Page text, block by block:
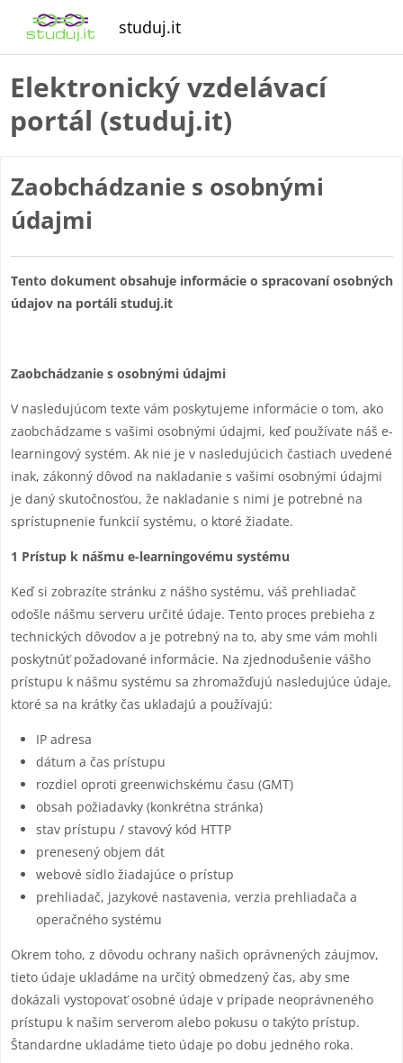
Preskočiť na hlavný obsah
studuj.it
Elektronický vzdelávací
portál (studuj.it)
Zaobchádzanie s osobnými
údajmi
Tento dokument obsahuje informácie o spracovaní osobných
údajov na portáli studuj.it
Zaobchádzanie s osobnými údajmi
V nasledujúcom texte vám poskytujeme informácie o tom, ako
zaobchádzame s vašimi osobnými údajmi, keď používate náš e-
learningový systém. Ak nie je v nasledujúcich častiach uvedené
inak, zákonný dôvod na nakladanie s vašimi osobnými údajmi
je daný skutočnosťou, že nakladanie s nimi je potrebné na
sprístupnenie funkcií systému, o ktoré žiadate.
1 Prístup k nášmu e-learningovému systému
Keď si zobrazíte stránku z nášho systému, váš prehliadač
odošle nášmu serveru určité údaje. Tento proces prebieha z
technických dôvodov a je potrebný na to, aby sme vám mohli
poskytnúť požadované informácie. Na zjednodušenie vášho
prístupu k nášmu systému sa zhromažďujú nasledujúce údaje,
ktoré sa na krátky čas ukladajú a používajú:
IP adresa
dátum a čas prístupu
rozdiel oproti greenwichskému času (GMT)
obsah požiadavky (konkrétna stránka)
stav prístupu / stavový kód HTTP
prenesený objem dát
webové sídlo žiadajúce o prístup
prehliadač, jazykové nastavenia, verzia prehliadača a
operačného systému
Okrem toho, z dôvodu ochrany našich oprávnených záujmov,
tieto údaje ukladáme na určitý obmedzený čas, aby sme
dokázali vystopovať osobné údaje v prípade neoprávneného
prístupu k našim serverom alebo pokusu o takýto prístup.
Štandardne ukladáme tieto údaje po dobu jedného roka.